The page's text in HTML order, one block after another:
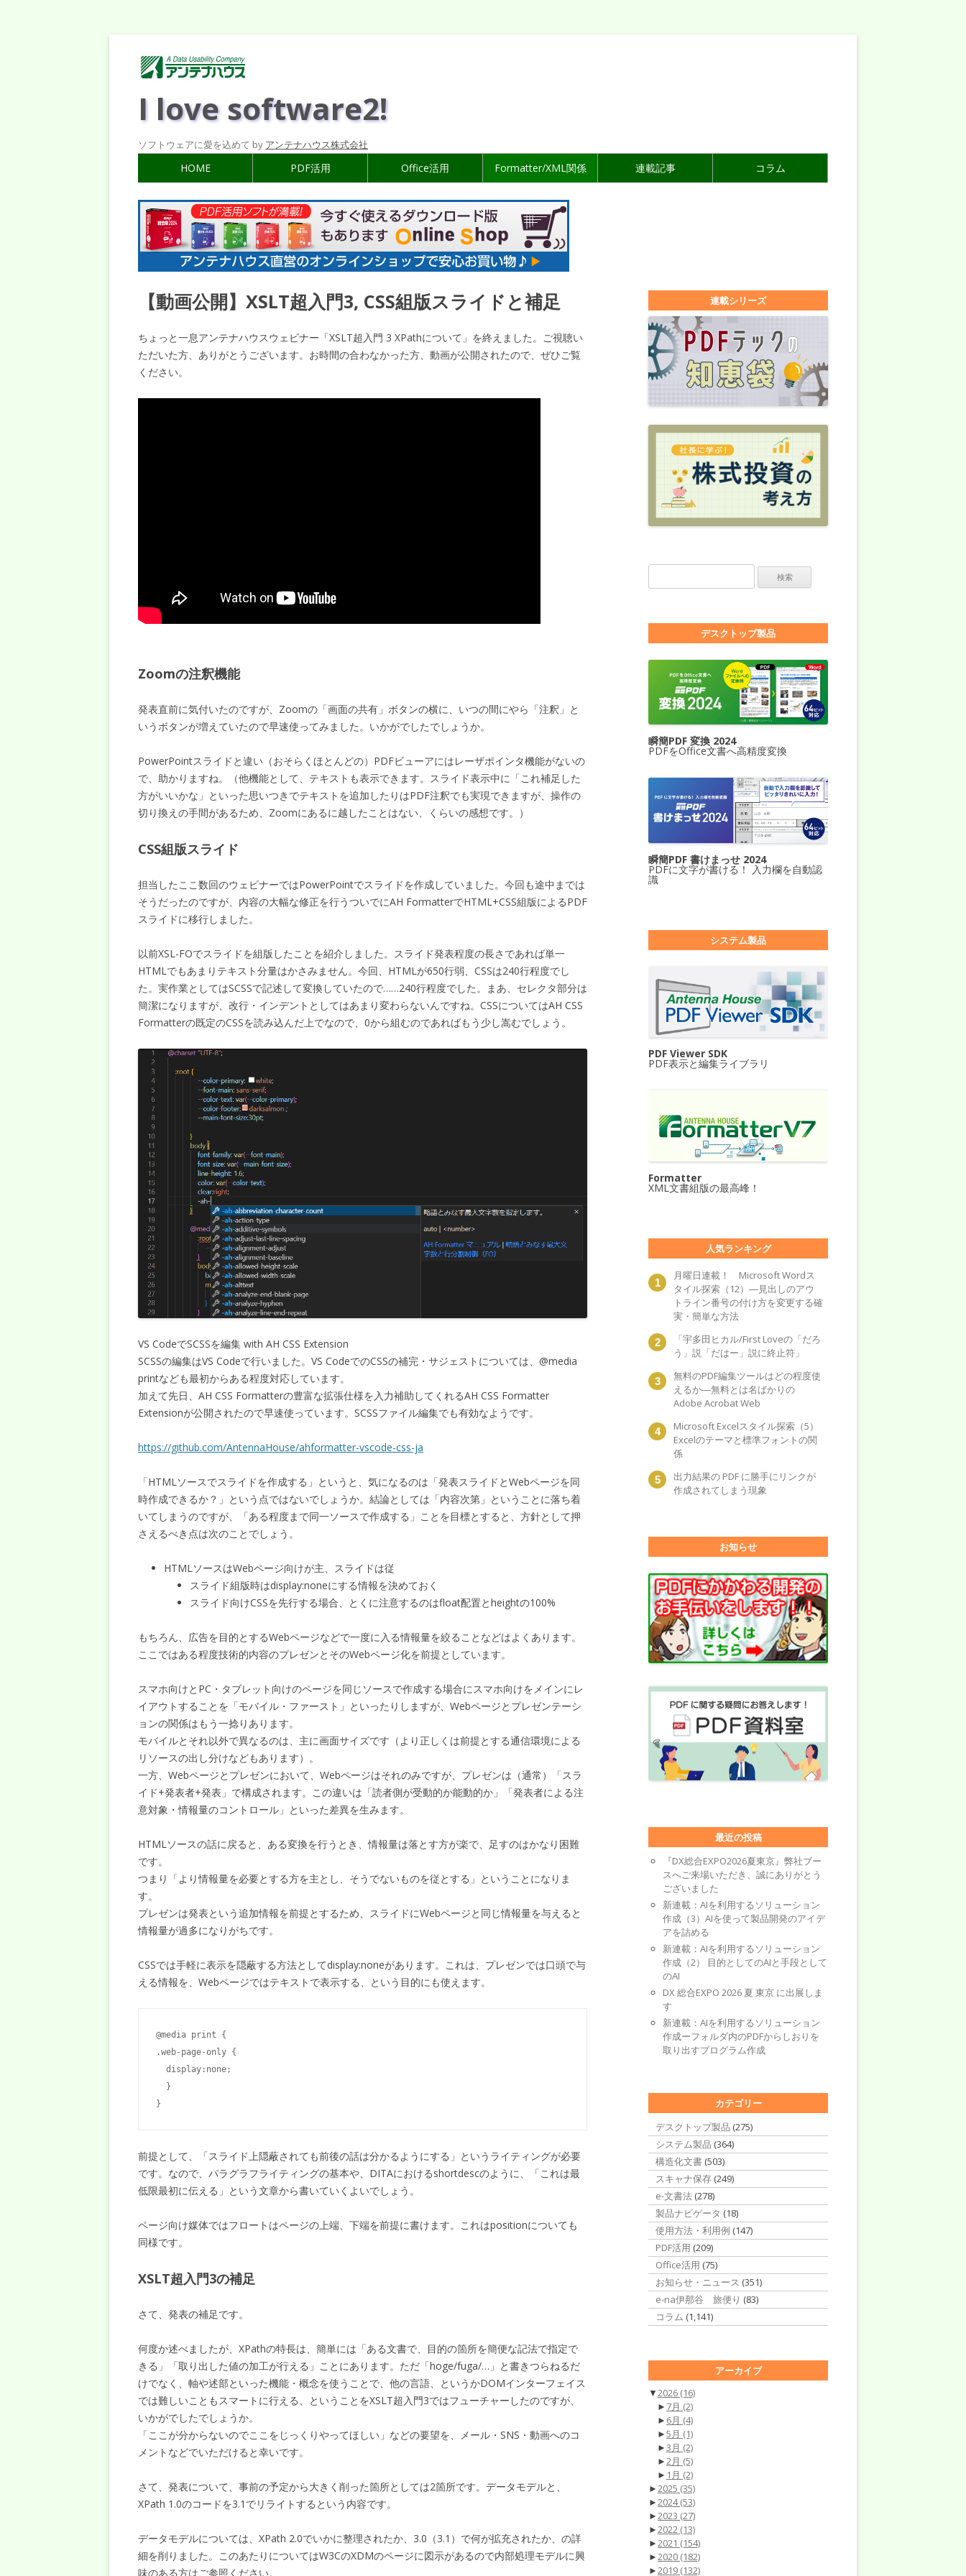
I love software2!
ソフトウェアに愛を込めて by アンテナハウス株式会社
HOME PDF活用 Office活用 Formatter/XML関係 連載記事 コラム
【動画公開】XSLT超入門3, CSS組版スライドと補足
ちょっと一息アンテナハウスウェビナー「XSLT超入門 3 XPathについて」を終えました。ご視聴い
ただいた方、ありがとうございます。お時間の合わなかった方、動画が公開されたので、ぜひご覧
ください。
Zoomの注釈機能
発表直前に気付いたのですが、Zoomの「画面の共有」ボタンの横に、いつの間にやら「注釈」と
いうボタンが増えていたので早速使ってみました。いかがでしたでしょうか。
PowerPointスライドと違い（おそらくほとんどの）PDFビューアにはレーザポインタ機能がないの
で、助かりますね。（他機能として、テキストも表示できます。スライド表示中に「これ補足した
方がいいかな」といった思いつきでテキストを追加したりはPDF注釈でも実現できますが、操作の
切り換えの手間があるため、Zoomにあるに越したことはない、くらいの感想です。）
CSS組版スライド
担当したここ数回のウェビナーではPowerPointでスライドを作成していました。今回も途中までは
そうだったのですが、内容の大幅な修正を行うついでにAH FormatterでHTML+CSS組版によるPDF
スライドに移行しました。
以前XSL-FOでスライドを組版したことを紹介しました。スライド発表程度の長さであれば単一
HTMLでもあまりテキスト分量はかさみません。今回、HTMLが650行弱、CSSは240行程度でし
た。実作業としてはSCSSで記述して変換していたので……240行程度でした。まあ、セレクタ部分は
簡潔になりますが、改行・インデントとしてはあまり変わらないんですね。CSSについてはAH CSS
Formatterの既定のCSSを読み込んだ上でなので、0から組むのであればもう少し嵩むでしょう。
VS CodeでSCSSを編集 with AH CSS Extension
SCSSの編集はVS Codeで行いました。VS CodeでのCSSの補完・サジェストについては、@media
printなども最初からある程度対応しています。
加えて先日、AH CSS Formatterの豊富な拡張仕様を入力補助してくれるAH CSS Formatter
Extensionが公開されたので早速使っています。SCSSファイル編集でも有効なようです。
https://github.com/AntennaHouse/ahformatter-vscode-css-ja
「HTMLソースでスライドを作成する」というと、気になるのは「発表スライドとWebページを同
時作成できるか？」という点ではないでしょうか。結論としては「内容次第」ということに落ち着
いてしまうのですが、「ある程度まで同一ソースで作成する」ことを目標とすると、方針として押
さえるべき点は次のことでしょう。
HTMLソースはWebページ向けが主、スライドは従
スライド組版時はdisplay:noneにする情報を決めておく
スライド向けCSSを先行する場合、とくに注意するのはfloat配置とheightの100%
もちろん、広告を目的とするWebページなどで一度に入る情報量を絞ることなどはよくあります。
ここではある程度技術的内容のプレゼンとそのWebページ化を前提としています。
スマホ向けとPC・タブレット向けのページを同じソースで作成する場合にスマホ向けをメインにレ
イアウトすることを「モバイル・ファースト」といったりしますが、Webページとプレゼンテーシ
ョンの関係はもう一捻りあります。
モバイルとそれ以外で異なるのは、主に画面サイズです（より正しくは前提とする通信環境による
リソースの出し分けなどもあります）。
一方、Webページとプレゼンにおいて、Webページはそれのみですが、プレゼンは（通常）「スラ
イド+発表者+発表」で構成されます。この違いは「読者側が受動的か能動的か」「発表者による注
意対象・情報量のコントロール」といった差異を生みます。
HTMLソースの話に戻ると、ある変換を行うとき、情報量は落とす方が楽で、足すのはかなり困難
です。
つまり「より情報量を必要とする方を主とし、そうでないものを従とする」ということになりま
す。
プレゼンは発表という追加情報を前提とするため、スライドにWebページと同じ情報量を与えると
情報量が過多になりがちです。
CSSでは手軽に表示を隠蔽する方法としてdisplay:noneがあります。これは、プレゼンでは口頭で与
える情報を、Webページではテキストで表示する、という目的にも使えます。
@media print {
.web-page-only {
  display:none;
  }
}
前提として、「スライド上隠蔽されても前後の話は分かるようにする」というライティングが必要
です。なので、パラグラフライティングの基本や、DITAにおけるshortdescのように、「これは最
低限最初に伝える」という文章から書いていくよいでしょう。
ページ向け媒体ではフロートはページの上端、下端を前提に書けます。これはpositionについても
同様です。
XSLT超入門3の補足
さて、発表の補足です。
何度か述べましたが、XPathの特長は、簡単には「ある文書で、目的の箇所を簡便な記法で指定で
きる」「取り出した値の加工が行える」ことにあります。ただ「hoge/fuga/…」と書きつらねるだ
けでなく、軸や述部といった機能・概念を使うことで、他の言語、というかDOMインターフェイス
では難しいこともスマートに行える、ということをXSLT超入門3ではフューチャーしたのですが、
いかがでしたでしょうか。
「ここが分からないのでここをじっくりやってほしい」などの要望を、メール・SNS・動画へのコ
メントなどでいただけると幸いです。
さて、発表について、事前の予定から大きく削った箇所としては2箇所です。データモデルと、
XPath 1.0のコードを3.1でリライトするという内容です。
データモデルについては、XPath 2.0でいかに整理されたか、3.0（3.1）で何が拡充されたか、の詳
細を削りました。このあたりについてはW3CのXDMのページに図示があるので内部処理モデルに興
味のある方はご参照ください。
連載シリーズ
デスクトップ製品
瞬簡PDF 変換 2024
PDFをOffice文書へ高精度変換
瞬簡PDF 書けまっせ 2024
PDFに文字が書ける！ 入力欄を自動認
識
システム製品
PDF Viewer SDK
PDF表示と編集ライブラリ
Formatter
XML文書組版の最高峰！
人気ランキング
月曜日連載！ Microsoft Wordス
タイル探索（12）―見出しのアウ
トライン番号の付け方を変更する確
実・簡単な方法
「宇多田ヒカル/First Loveの「だろ
う」説「だはー」説に終止符」
無料のPDF編集ツールはどの程度使
えるか―無料とは名ばかりの
Adobe Acrobat Web
Microsoft Excelスタイル探索（5）
Excelのテーマと標準フォントの関
係
出力結果の PDF に勝手にリンクが
作成されてしまう現象
お知らせ
最近の投稿
『DX総合EXPO2026夏東京』弊社ブー
スへご来場いただき、誠にありがとう
ございました
新連載：AIを利用するソリューション
作成（3）AIを使って製品開発のアイデ
アを詰める
新連載：AIを利用するソリューション
作成（2） 目的としてのAIと手段として
のAI
DX 総合EXPO 2026 夏 東京 に出展しま
す
新連載：AIを利用するソリューション
作成ーフォルダ内のPDFからしおりを
取り出すプログラム作成
カテゴリー
デスクトップ製品 (275)
システム製品 (364)
構造化文書 (503)
スキャナ保存 (249)
e-文書法 (278)
製品ナビゲータ (18)
使用方法・利用例 (147)
PDF活用 (209)
Office活用 (75)
お知らせ・ニュース (351)
e-na伊那谷 旅便り (83)
コラム (1,141)
アーカイブ
▼2026 (16)
► 7月 (2)
► 6月 (4)
►5月 (1)
►3月 (2)
►2月 (5)
► 1月 (2)
►2025 (35)
►2024(53)
►2023 (27)
►2022 (13)
►2021 (154)
►2020 (182)
►2019 (132)